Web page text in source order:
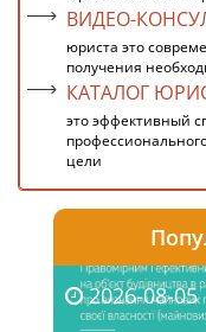
ВИДЕО-
юриста это
получения
КАТАЛОГ
это эффективный
цели
2026-08-05